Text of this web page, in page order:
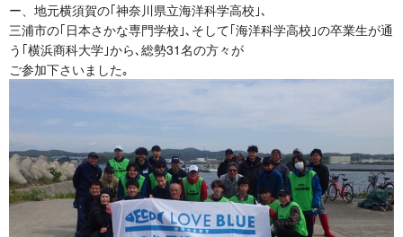
ー、地元横須賀の｢神奈川県立海洋科学高校｣､
三浦市の｢日本さかな専門学校｣､そして｢海洋科学高校｣の卒業生が通
う｢横浜商科大学｣から､総勢31名の方々が
ご参加下さいました｡